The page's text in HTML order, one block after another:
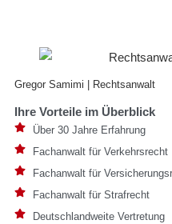
Gregor Samimi | Rechtsanwalt
Ihre Vorteile im Überblick
Über 30 Jahre Erfahrung
Fachanwalt für Verkehrsrecht
Fachanwalt für
Fachanwalt für Strafrecht
Deutschlandweite Vertretung